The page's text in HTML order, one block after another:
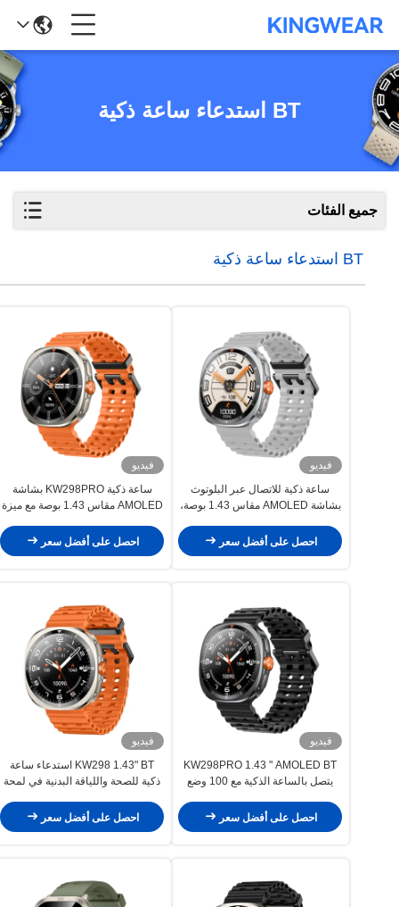
BT استدعاء ساعة ذكية
جميع الفئات
BT استدعاء ساعة ذكية
فيديو
ساعة ذكية للاتصال عبر البلوتوث
بشاشة AMOLED مقاس 1.43 بوصة،
IP68
احصل على أفضل سعر
فيديو
ساعة ذكية KW298PRO بشاشة
AMOLED مقاس 1.43 بوصة مع ميزة
رياضي
احصل على أفضل سعر
فيديو
KW298PRO 1.43 " AMOLED BT
يتصل بالساعة الذكية مع 100 وضع
احصل على أفضل سعر
فيديو
KW298 1.43" BT استدعاء ساعة
ذكية للصحة واللياقة البدنية في لمحة
احصل على أفضل سعر